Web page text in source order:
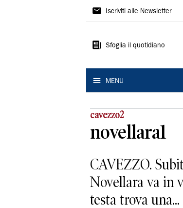
Gazzetta
Modena
Iscriviti alle Newsletter
Sfoglia il quotidiano
MENU
cavezzo2
novellara1
CAVEZZO.
Novellara va in
testa trova una...